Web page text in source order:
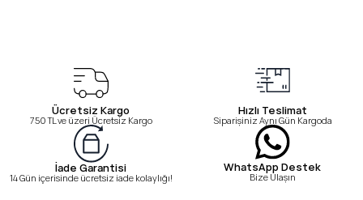
Ücretsiz Kargo
750 TL ve üzeri Ücretsiz Kargo
Hızlı Teslimat
Siparişiniz Aynı Gün Kargoda
İade Garantisi
14 Gün içerisinde ücretsiz iade kolaylığı!
WhatsApp Destek
Bize Ulaşın